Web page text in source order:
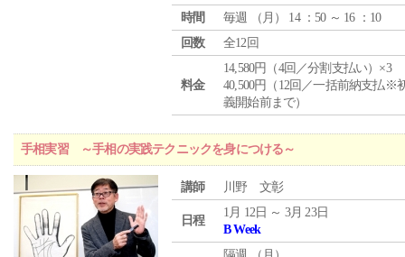
時間
毎週 （ 月 ） 14 ：50 ～ 16 ：10
回数
全12回
料金
14,580円（4回／分割支払い）×3
40,500円（12回／一括前納支払※
義開始前まで）
手相実習 ～手相の実践テクニックを身につける～
講師 川野 文彰
日程
1月 12日 ～ 3月 23日
B Week